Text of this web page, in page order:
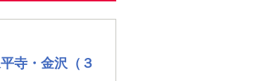
寺・金沢（３